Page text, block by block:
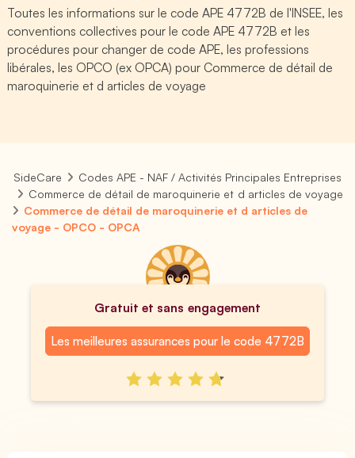
Toutes les informations sur le code APE 4772B de l'INSEE, les
conventions collectives pour le code APE 4772B et les
procédures pour changer de code APE, les professions
libérales, les OPCO (ex OPCA) pour Commerce de détail de
maroquinerie et d articles de voyage
SideCare
Codes APE - NAF / Activités Principales Entreprises
Commerce de détail de maroquinerie et d articles de voyage
Commerce de détail de maroquinerie et d articles de
voyage - OPCO - OPCA
Gratuit et sans engagement
Les meilleures assurances pour le code 4772B